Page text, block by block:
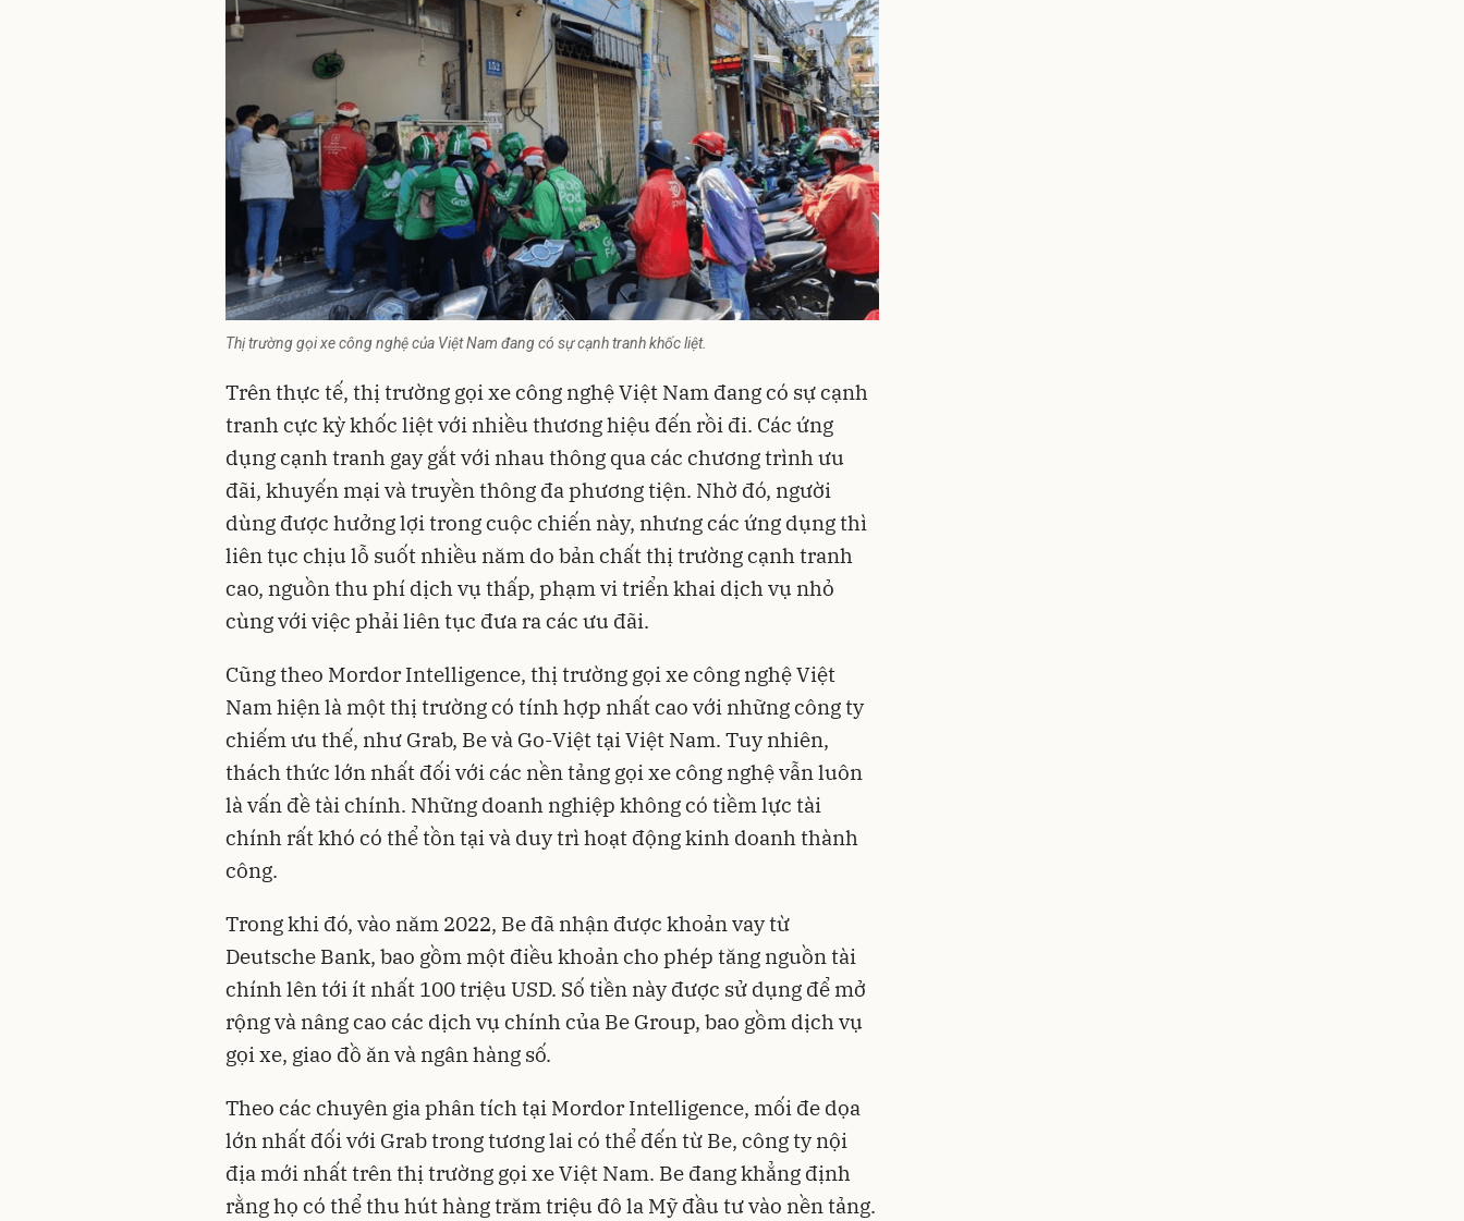
Thị trường gọi xe công nghệ của Việt Nam đang có sự cạnh tranh khốc liệt.
Trên thực tế, thị trường gọi xe công nghệ Việt Nam đang có sự cạnh
tranh cực kỳ khốc liệt với nhiều thương hiệu đến rồi đi. Các ứng
dụng cạnh tranh gay gắt với nhau thông qua các chương trình ưu
đãi, khuyến mại và truyền thông đa phương tiện. Nhờ đó, người
dùng được hưởng lợi trong cuộc chiến này, nhưng các ứng dụng thì
liên tục chịu lỗ suốt nhiều năm do bản chất thị trường cạnh tranh
cao, nguồn thu phí dịch vụ thấp, phạm vi triển khai dịch vụ nhỏ
cùng với việc phải liên tục đưa ra các ưu đãi.
Cũng theo Mordor Intelligence, thị trường gọi xe công nghệ Việt
Nam hiện là một thị trường có tính hợp nhất cao với những công ty
chiếm ưu thế, như Grab, Be và Go-Việt tại Việt Nam. Tuy nhiên,
thách thức lớn nhất đối với các nền tảng gọi xe công nghệ vẫn luôn
là vấn đề tài chính. Những doanh nghiệp không có tiềm lực tài
chính rất khó có thể tồn tại và duy trì hoạt động kinh doanh thành
công.
Trong khi đó, vào năm 2022, Be đã nhận được khoản vay từ
Deutsche Bank, bao gồm một điều khoản cho phép tăng nguồn tài
chính lên tới ít nhất 100 triệu USD. Số tiền này được sử dụng để mở
rộng và nâng cao các dịch vụ chính của Be Group, bao gồm dịch vụ
gọi xe, giao đồ ăn và ngân hàng số.
Theo các chuyên gia phân tích tại Mordor Intelligence, mối đe dọa
lớn nhất đối với Grab trong tương lai có thể đến từ Be, công ty nội
địa mới nhất trên thị trường gọi xe Việt Nam. Be đang khẳng định
rằng họ có thể thu hút hàng trăm triệu đô la Mỹ đầu tư vào nền tảng.